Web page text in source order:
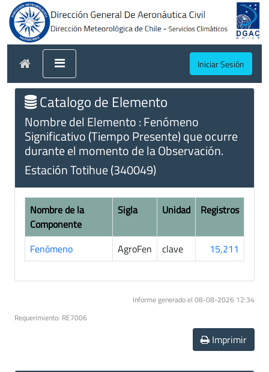
Iniciar Sesión
Catalogo de Elemento
Nombre del Elemento : Fenómeno
Significativo (Tiempo Presente) que ocurre
durante el momento de la Observación.
Estación Totihue (340049)
Nombre de la
Componente
Sigla Unidad Registros
Fenómeno AgroFen clave 15,211
Informe generado el 08-08-2026 12:34
Requerimiento: RE7006
Imprimir